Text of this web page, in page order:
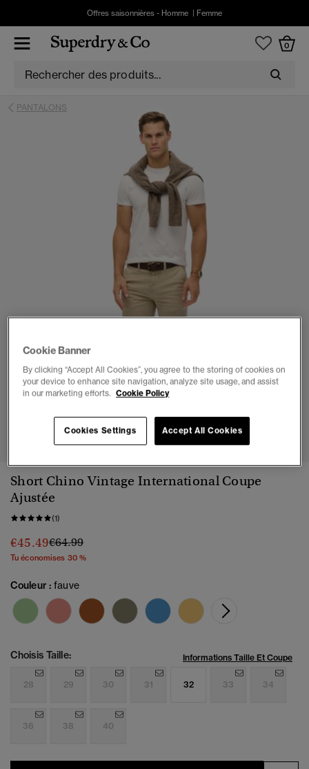
Offres saisonnières - Homme Femme
0
PANTALONS
Short Chino Vintage International Coupe
Ajustée
(1)
€45.49Prix réduit de
€64.99à
Tu économises 30 %
Couleur :fauve
Choisis Taille: Informations Taille Et Coupe
28 29 30 31 32 33 34
36 38 40
Cookie Banner
By clicking “Accept All Cookies”, you agree to the storing of cookies on
your device to enhance site navigation, analyze site usage, and assist
in our marketing efforts. Cookie Policy
Cookies Settings Accept All Cookies